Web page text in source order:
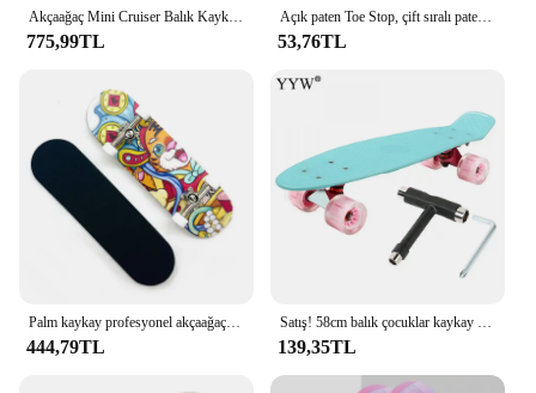
Akçaağaç Mini Cruiser Balık Kaykay Güverte Profesyonel Balık Kurulu Dört Tekerlekli Tek Rocker 7 Katmanlı DIY Paten Kurulu
775,99TL
Açık paten Toe Stop, çift sıralı paten ayak Stoppers, paten
53,76TL
Palm kaykay profesyonel akçaağaç parmak kaykay yaratıcı Mini çift çarpık parmak kaykay tüm kurulu parmak paten
444,79TL
Satış! 58cm balık çocuklar kaykay tek Rocker paten tahtası mavi plastik otoyol fırçası sokak yetişkin kaykay Scooter hediye
139,35TL